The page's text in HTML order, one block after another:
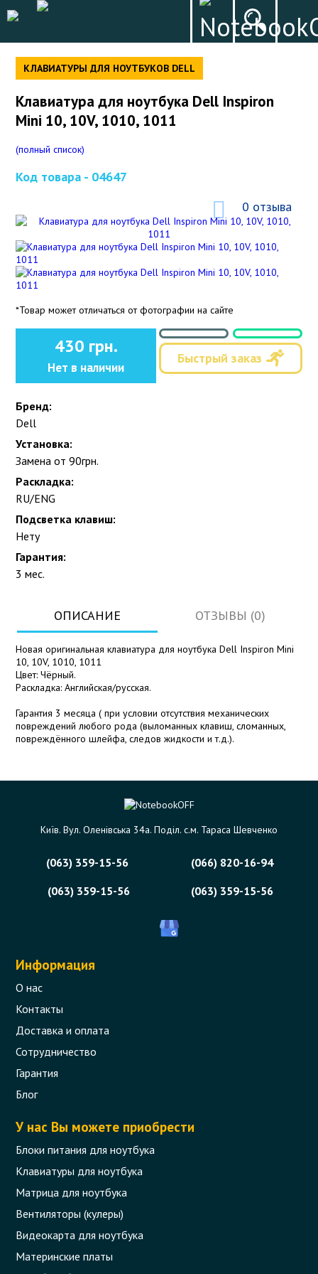
КЛАВИАТУРЫ ДЛЯ НОУТБУКОВ DELL
Клавиатура для ноутбука Dell Inspiron
Mini 10, 10V, 1010, 1011
(полный список)
Код товара - 04647
0 отзыва
*Товар может отличаться от фотографии на сайте
430 грн.
Нет в наличии
Быстрый заказ
Бренд:
Dell
Установка:
Замена от 90грн.
Раскладка:
RU/ENG
Подсветка клавиш:
Нету
Гарантия:
3 мес.
ОПИСАНИЕ ОТЗЫВЫ (0)
Новая оригинальная клавиатура для ноутбука Dell Inspiron Mini
10, 10V, 1010, 1011
Цвет: Чёрный.
Раскладка: Английская/русская.
Гарантия 3 месяца ( при условии отсутствия механических
повреждений любого рода (выломанных клавиш, сломанных,
повреждённого шлейфа, следов жидкости и т.д.).
Київ. Вул. Оленівська 34а. Поділ. с.м. Тараса Шевченко
(063) 359-15-56
(066) 820-16-94
(063) 359-15-56
(063) 359-15-56
Информация
О нас
Контакты
Доставка и оплата
Сотрудничество
Гарантия
Блог
У нас Вы можете приобрести
Блоки питания для ноутбука
Клавиатуры для ноутбука
Матрица для ноутбука
Вентиляторы (кулеры)
Видеокарта для ноутбука
Материнские платы